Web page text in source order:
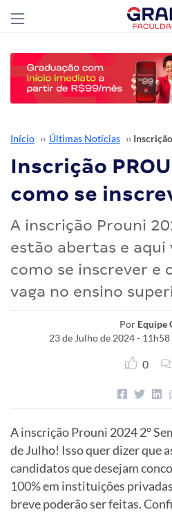
Início ›› Últimas Notícias ››
Inscrição
como se
A inscrição Prouni
estão abertas e aqui
como se inscrever e
vaga no ensino
Por Equipe
23 de Julho de 2024 - 11h58
0
A inscrição Prouni 2024 2º
de Julho! Isso quer dizer que
candidatos que desejam
100% em instituições
breve poderão ser feitas.